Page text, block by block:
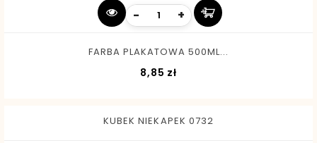
- +
FARBA PLAKATOWA 500ML...
8,85 zł
KUBEK NIEKAPEK 0732